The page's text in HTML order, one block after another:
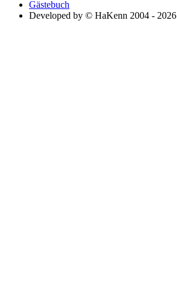
Gästebuch
Developed by © HaKenn 2004 - 2026